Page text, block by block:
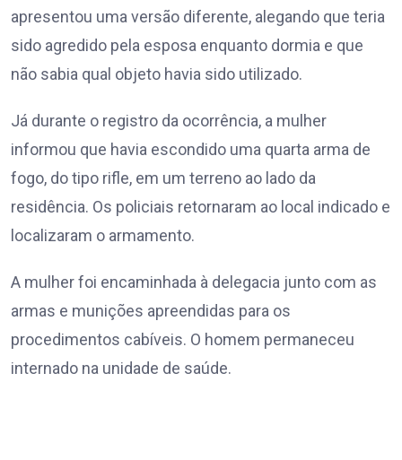
apresentou uma versão diferente, alegando que teria
sido agredido pela esposa enquanto dormia e que
não sabia qual objeto havia sido utilizado.
Já durante o registro da ocorrência, a mulher
informou que havia escondido uma quarta arma de
fogo, do tipo rifle, em um terreno ao lado da
residência. Os policiais retornaram ao local indicado e
localizaram o armamento.
A mulher foi encaminhada à delegacia junto com as
armas e munições apreendidas para os
procedimentos cabíveis. O homem permaneceu
internado na unidade de saúde.